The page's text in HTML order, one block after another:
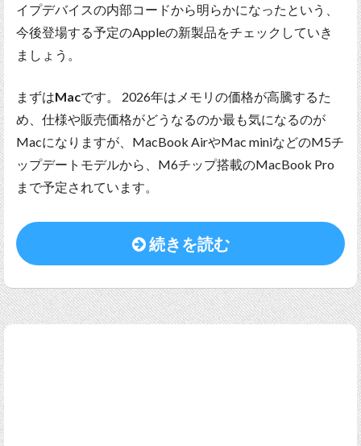
イプデバイスの内部コードから明らかになったという、
今後登場する予定のAppleの新製品をチェックしていき
ましょう。
まずはMacです。 2026年はメモリの価格が高騰するた
め、仕様や販売価格がどうなるのか最も気になるのが
Macになりますが、MacBook AirやMac miniなどのM5チ
ップデートモデルから、M6チップ搭載のMacBook Pro
まで予定されています。
続きを読む